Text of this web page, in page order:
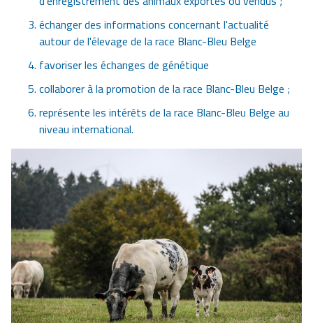
échanger des informations concernant l'actualité
autour de l'élevage de la race Blanc-Bleu Belge
favoriser les échanges de génétique
collaborer à la promotion de la race Blanc-Bleu Belge ;
représente les intérêts de la race Blanc-Bleu Belge au
niveau international.